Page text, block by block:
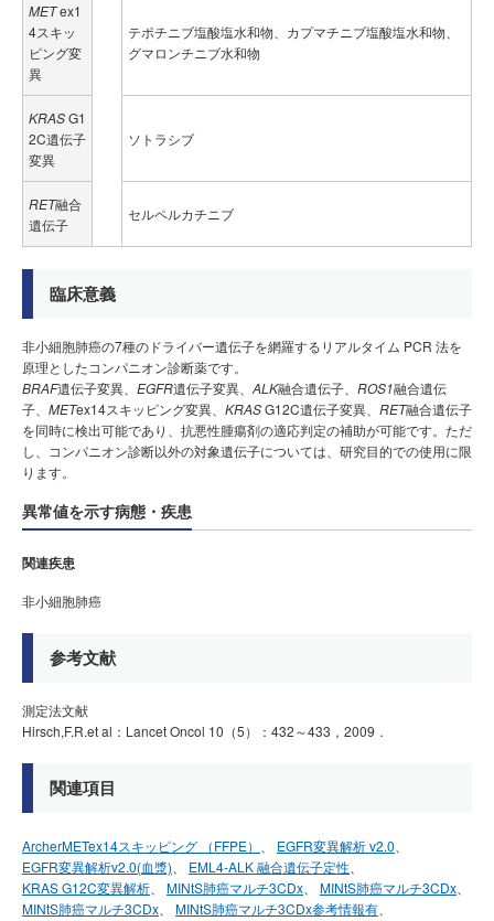
METex1
4スキッ
ピング変
異
テポチニブ塩酸塩水和物、カプマチニブ塩酸塩水和物、
グマロンチニブ水和物
KRASG1
2C遺伝子
変異
ソトラシブ
RET融合
遺伝子
セルペルカチニブ
臨床意義
非小細胞肺癌の7種のドライバー遺伝子を網羅するリアルタイム PCR 法を
原理としたコンパニオン診断薬です。
BRAF遺伝子変異、 EGFR遺伝子変異、 ALK融合遺伝子、 ROS1融合遺伝
子、 METex14スキッピング変異、 KRASG12C遺伝子変異、 RET融合遺伝子
を同時に検出可能であり、抗悪性腫瘍剤の適応判定の補助が可能です。ただ
し、コンパニオン診断以外の対象遺伝子については、研究目的での使用に限
ります。
異常値を示す病態・疾患
関連疾患
非小細胞肺癌
参考文献
測定法文献
Hirsch,F.R.et al：Lancet Oncol 10（5）：432～433，2009．
関連項目
ArcherMETex14スキッピング （FFPE）
EGFR変異解析 v2.0
EGFR変異解析v2.0(血漿)
EML4-ALK 融合遺伝子定性
KRAS G12C変異解析
MINtS肺癌マルチ3CDx
MINtS肺癌マルチ3CDx
MINtS肺癌マルチ3CDx
MINtS肺癌マルチ3CDx参考情報有